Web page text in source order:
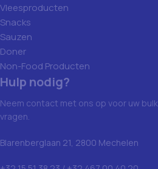
Vleesproducten
Snacks
Sauzen
Doner
Non-Food Producten
Hulp nodig?
Neem contact met ons op voor uw
vragen.
Blarenberglaan 21, 2800 Mechelen